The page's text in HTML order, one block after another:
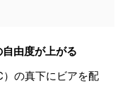
由度が上がる
の真下にビアを配